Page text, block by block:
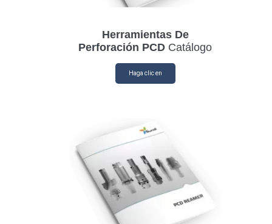
Herramientas De
Perforación PCD Catálogo
Haga clic en